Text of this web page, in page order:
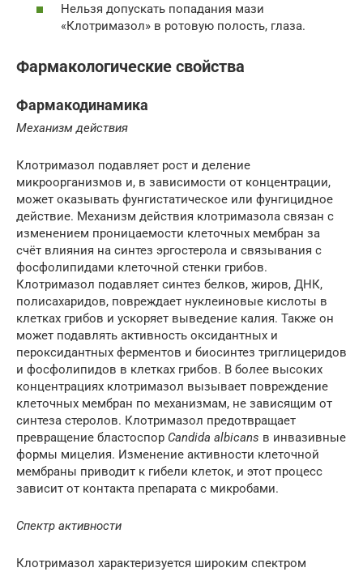
Нельзя допускать попадания мази
«Клотримазол» в ротовую полость, глаза.
Фармакологические свойства
Фармакодинамика
Механизм действия
Клотримазол подавляет рост и деление
микроорганизмов и, в зависимости от концентрации,
может оказывать фунгистатическое или фунгицидное
действие. Механизм действия клотримазола связан с
изменением проницаемости клеточных мембран за
счёт влияния на синтез эргостерола и связывания с
фосфолипидами клеточной стенки грибов.
Клотримазол подавляет синтез белков, жиров, ДНК,
полисахаридов, повреждает нуклеиновые кислоты в
клетках грибов и ускоряет выведение калия. Также он
может подавлять активность оксидантных и
пероксидантных ферментов и биосинтез триглицеридов
и фосфолипидов в клетках грибов. В более высоких
концентрациях клотримазол вызывает повреждение
клеточных мембран по механизмам, не зависящим от
синтеза стеролов. Клотримазол предотвращает
превращение бластоспор Candida albicans в инвазивные
формы мицелия. Изменение активности клеточной
мембраны приводит к гибели клеток, и этот процесс
зависит от контакта препарата с микробами.
Спектр активности
Клотримазол характеризуется широким спектром